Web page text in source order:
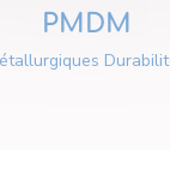
PMDM